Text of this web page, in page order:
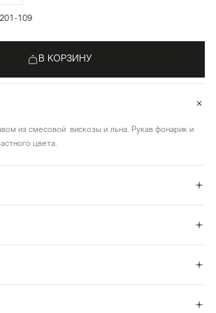
109
В КОРЗИНУ
из смесовой вискозы и льна. Рукав фонарик и
цвета.